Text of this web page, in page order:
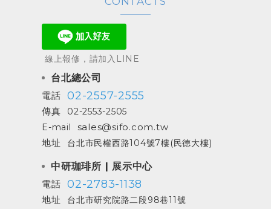
線上報修，請加入LINE
台北總公司
電話 02-2557-2555
傳真
02-2553-2505
E-mail
sales@sifo.com.tw
地址
台北市民權西路104號7樓(民德大樓)
中研珈琲所 | 展示中心
電話 02-2783-1138
地址 台北市研究院路二段98巷11號